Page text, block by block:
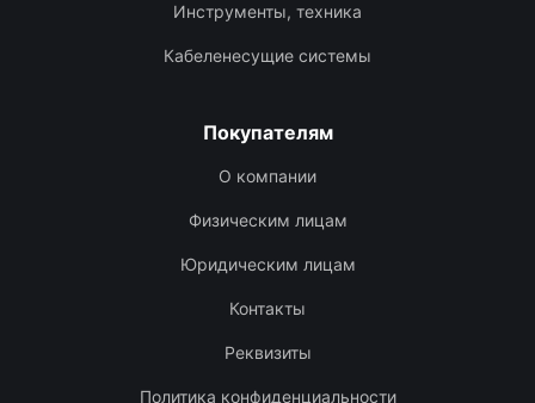
Инструменты, техника
Кабеленесущие системы
Покупателям
О компании
Физическим лицам
Юридическим лицам
Контакты
Реквизиты
Политика конфиденциальности